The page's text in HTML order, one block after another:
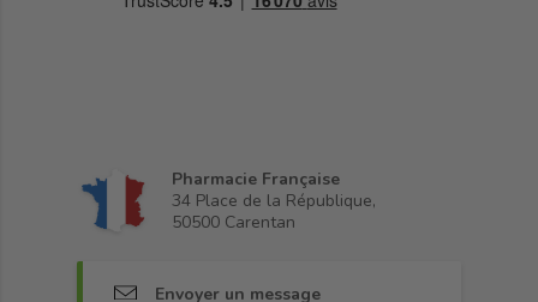
Pharmacie Française
34 Place de la République,
50500 Carentan
Envoyer un message